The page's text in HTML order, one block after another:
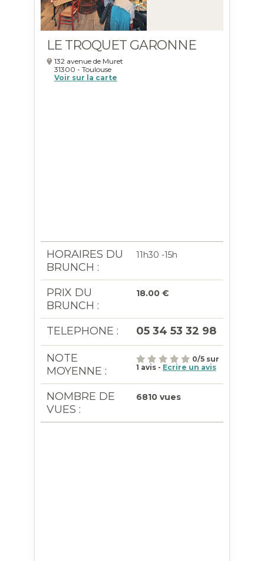
LE TROQUET GARONNE
132 avenue de Muret
31300 - Toulouse
Voir sur la carte
HORAIRES DU
BRUNCH :
11h30 -15h
PRIX DU
BRUNCH :
18.00 €
TELEPHONE : 05 34 53 32 98
NOTE
MOYENNE :
0/5 sur
1 avis - Ecrire un avis
NOMBRE DE
VUES :
6810 vues